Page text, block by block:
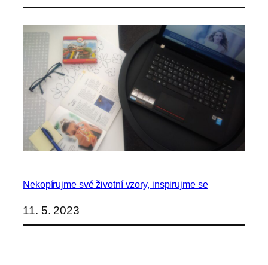
Nekopírujme své životní vzory, inspirujme se
11. 5. 2023